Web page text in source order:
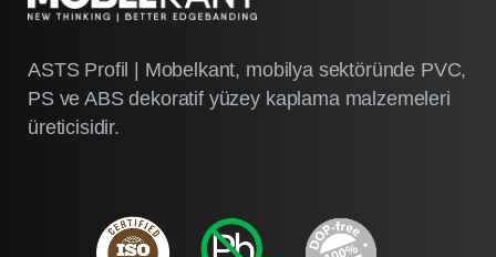
ASTS Profil | Mobelkant, mobilya sektöründe PVC,
PS ve ABS dekoratif yüzey kaplama malzemeleri
üreticisidir.